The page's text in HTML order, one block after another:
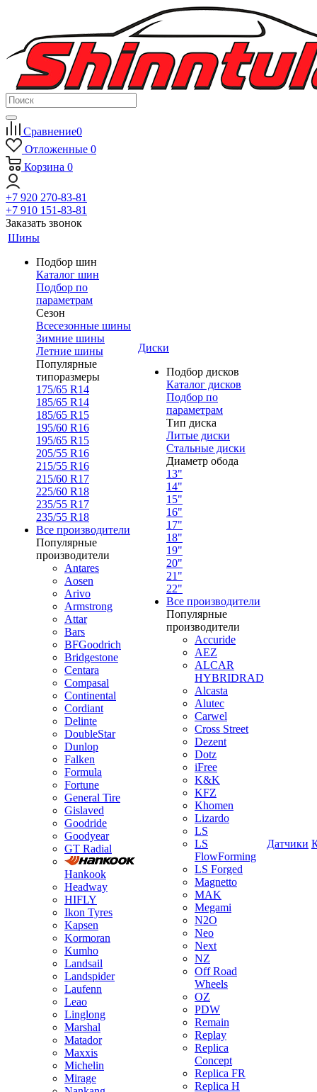
Сравнение0
Отложенные 0
Корзина 0
+7 920 270-83-81
+7 910 151-83-81
Заказать звонок
Шины
Подбор шин
Каталог шин
Подбор по
параметрам
Сезон
Всесезонные шины
Зимние шины
Летние шины
Популярные
типоразмеры
175/65 R14
185/65 R14
185/65 R15
195/60 R16
195/65 R15
205/55 R16
215/55 R16
215/60 R17
225/60 R18
235/55 R17
235/55 R18
Все производители
Популярные
производители
Antares
Aosen
Arivo
Armstrong
Attar
Bars
BFGoodrich
Bridgestone
Centara
Compasal
Continental
Cordiant
Delinte
DoubleStar
Dunlop
Falken
Formula
Fortune
General Tire
Gislaved
Goodride
Goodyear
GT Radial
Hankook
Headway
HIFLY
Ikon Tyres
Kapsen
Kormoran
Kumho
Landsail
Landspider
Laufenn
Leao
Linglong
Marshal
Matador
Maxxis
Michelin
Mirage
Диски
Подбор дисков
Каталог дисков
Подбор по
параметрам
Тип диска
Литые диски
Стальные диски
Диаметр обода
13"
14"
15"
16"
17"
18"
19"
20"
21"
22"
Все производители
Популярные
производители
Accuride
AEZ
ALCAR
HYBRIDRAD
Alcasta
Alutec
Carwel
Cross Street
Dezent
Dotz
iFree
K&K
KFZ
Khomen
Lizardo
LS
LS
FlowForming
LS Forged
Magnetto
MAK
Megami
N2O
Neo
Next
NZ
Off Road
Wheels
OZ
PDW
Remain
Replay
Replica
Concept
Replica FR
Replica H
Датчики